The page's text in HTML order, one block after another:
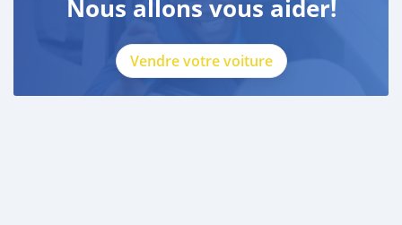
Nous allons vous aider!
Vendre votre voiture